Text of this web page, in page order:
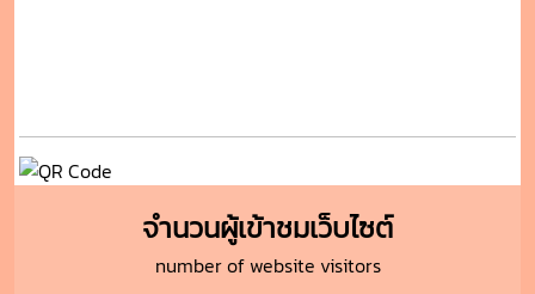
จำนวนผู้เข้าชมเว็บไซต์
number of website visitors